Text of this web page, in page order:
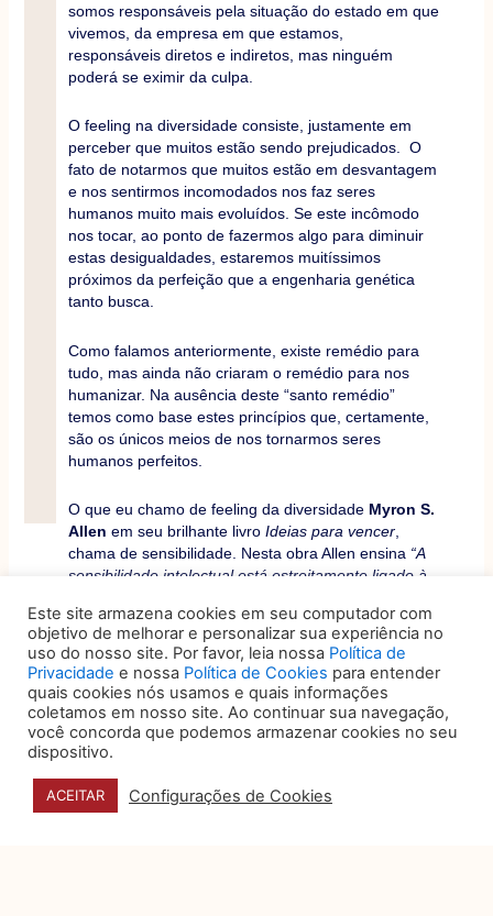
somos responsáveis pela situação do estado em que
vivemos, da empresa em que estamos,
responsáveis diretos e indiretos, mas ninguém
poderá se eximir da culpa.
O feeling na diversidade consiste, justamente em
perceber que muitos estão sendo prejudicados. O
fato de notarmos que muitos estão em desvantagem
e nos sentirmos incomodados nos faz seres
humanos muito mais evoluídos. Se este incômodo
nos tocar, ao ponto de fazermos algo para diminuir
estas desigualdades, estaremos muitíssimos
próximos da perfeição que a engenharia genética
tanto busca.
Como falamos anteriormente, existe remédio para
tudo, mas ainda não criaram o remédio para nos
humanizar. Na ausência deste “santo remédio”
temos como base estes princípios que, certamente,
são os únicos meios de nos tornarmos seres
humanos perfeitos.
O que eu chamo de feeling da diversidade Myron S.
Allen em seu brilhante livro Ideias para vencer,
chama de sensibilidade. Nesta obra Allen ensina “A
sensibilidade intelectual está estreitamente ligado à
que a pessoa comum, mas qualquer pessoa pode
tornar-se mais sensível fazendo uma porção de
perguntas. Sensibilidade não é coisa que você
precisa sair procurando. Todos a têm, esperando ser
desenvolvida.”Pg. 111 (IDEIAS PARA VENCER-
Myron S, Allen).
Allen nos indica um excelente caminho, pergunte,
questione, pesquise, porque em determinados
Este site armazena cookies em seu computador com
objetivo de melhorar e personalizar sua experiência no
uso do nosso site. Por favor, leia nossa Política de
Privacidade e nossa Política de Cookies para entender
quais cookies nós usamos e quais informações
coletamos em nosso site. Ao continuar sua navegação,
você concorda que podemos armazenar cookies no seu
dispositivo.
ACEITAR Configurações de Cookies